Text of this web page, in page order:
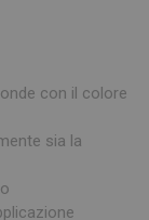
con il colore
sia la